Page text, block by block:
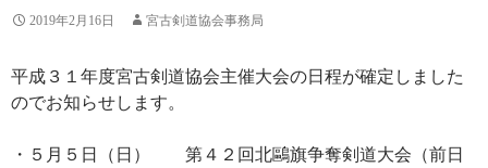
2019年2月16日 宮古剣道協会事務局
平成３１年度宮古剣道協会主催大会の日程が確定しました
のでお知らせします。
・５月５日（日） 第４２回北鷗旗争奪剣道大会（前日